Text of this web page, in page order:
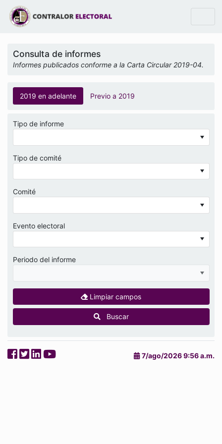
Consulta de informes
Informes publicados conforme a la Carta Circular 2019-04.
2019 en adelante Previo a 2019
Tipo de informe
Tipo de comité
Comité
Evento electoral
Periodo del informe
Limpiar campos
Buscar
7/ago/2026 9:56 a.m.